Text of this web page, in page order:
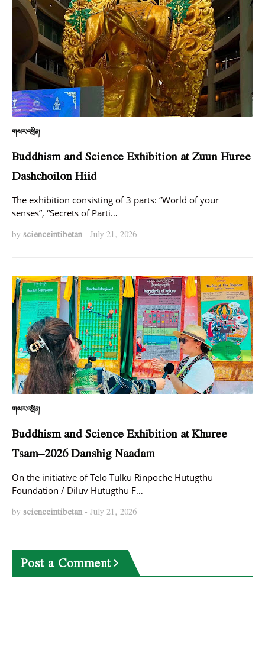
གསར་འཕྲིན།
Buddhism and Science Exhibition at Zuun Huree
Dashchoilon Hiid
The exhibition consisting of 3 parts: “World of your
senses”, “Secrets of Parti…
by scienceintibetan- July 21, 2026
གསར་འཕྲིན།
Buddhism and Science Exhibition at Khuree
Tsam–2026 Danshig Naadam
On the initiative of Telo Tulku Rinpoche Hutugthu
Foundation / Diluv Hutugthu F…
by scienceintibetan- July 21, 2026
Post a Comment